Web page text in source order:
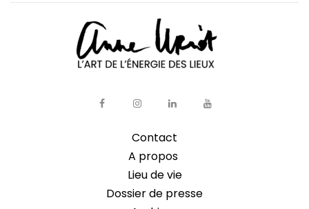
Contact
A propos
Lieu de vie
Dossier de presse